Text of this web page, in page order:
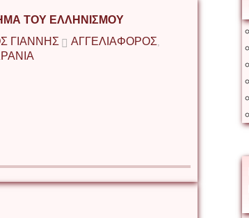
ΤΟΥ ΕΛΛΗΝΙΣΜΟΥ
ΓΙΆΝΝΗΣ ΑΓΓΕΛΙΑΦΟΡΟΣ